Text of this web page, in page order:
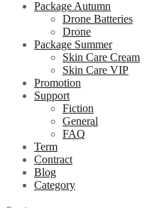
Package Autumn
Drone Batteries
Drone
Package Summer
Skin Care Cream
Skin Care VIP
Promotion
Support
Fiction
General
FAQ
Term
Contract
Blog
Category